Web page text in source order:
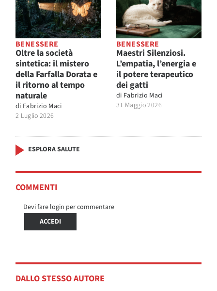
BENESSERE
Oltre la società
sintetica: il mistero
della Farfalla Dorata e
il ritorno al tempo
naturale
di Fabrizio Maci
2 Luglio 2026
BENESSERE
Maestri Silenziosi.
L’empatia, l’energia e
il potere terapeutico
dei gatti
di Fabrizio Maci
31 Maggio 2026
ESPLORA SALUTE
COMMENTI
Devi fare login per commentare
ACCEDI
DALLO STESSO AUTORE